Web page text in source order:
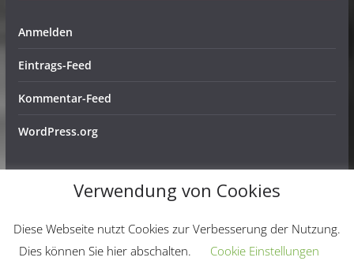
Anmelden
Eintrags-Feed
Kommentar-Feed
WordPress.org
Copyright © 2026Schachfreunde Ochtendung e. V.. Alle
Rechte vorbehalten.
Verwendung von Cookies
Diese Webseite nutzt Cookies zur Verbesserung der Nutzung.
Dies können Sie hier abschalten.
Cookie Einstellungen